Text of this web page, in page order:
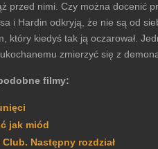
przed nimi. Czy można docenić
i Hardin odkryją, że nie są od
który kiedyś tak ją oczarował.
zmierzyć się z
filmy:
jak miód
Club. Następny rozdział